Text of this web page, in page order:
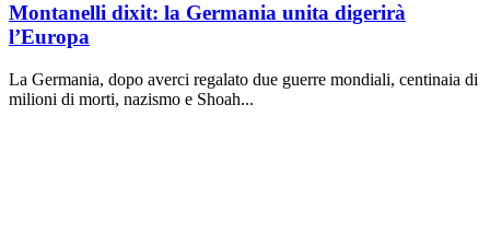
Montanelli dixit: la Germania unita digerirà
l’Europa
La Germania, dopo averci regalato due guerre mondiali, centinaia di
milioni di morti, nazismo e Shoah...